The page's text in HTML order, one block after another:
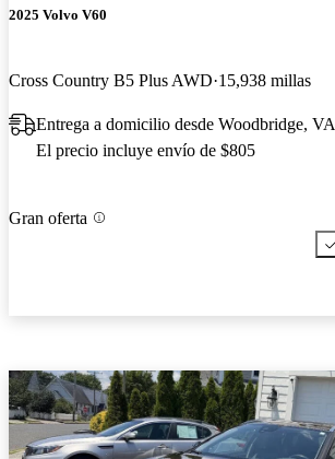
2025 Volvo V60
Cross Country B5 Plus AWD 15,938 millas
Entrega a domicilio desde Woodbridge, VA
El precio incluye envío de $805
Gran oferta